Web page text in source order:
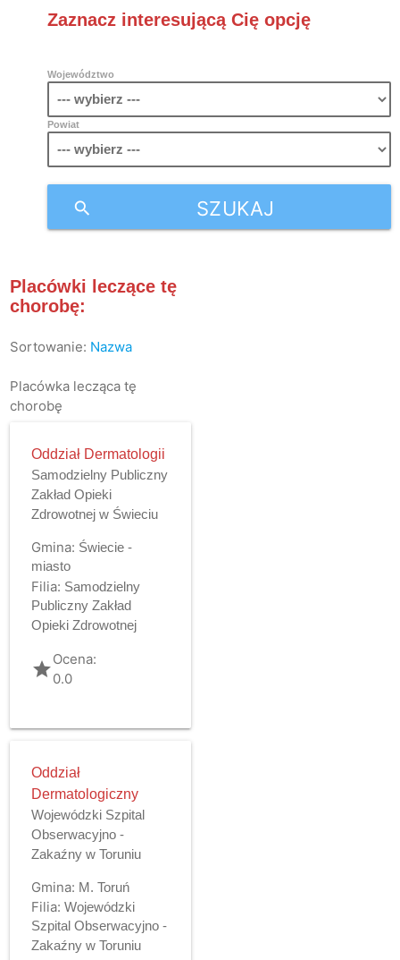
Zaznacz interesującą Cię opcję
Województwo
Powiat
SZUKAJ
search
Placówki leczące tę
chorobę:
Sortowanie: Nazwa
Placówka lecząca tę
chorobę
Oddział Dermatologii
Samodzielny Publiczny
Zakład Opieki
Zdrowotnej w Świeciu
Gmina: Świecie -
miasto
Filia: Samodzielny
Publiczny Zakład
Opieki Zdrowotnej
gradeOcena:
0.0
Oddział
Dermatologiczny
Wojewódzki Szpital
Obserwacyjno -
Zakaźny w Toruniu
Gmina: M. Toruń
Filia: Wojewódzki
Szpital Obserwacyjno -
Zakaźny w Toruniu